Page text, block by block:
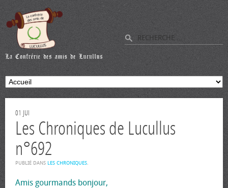
01 JUI
Les Chroniques de Lucullus
n°692
PUBLIÉ DANS LES CHRONIQUES.
Amis gourmands bonjour,